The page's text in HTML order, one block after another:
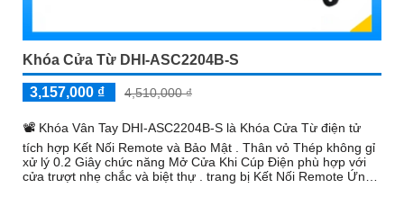
Khóa Cửa Từ DHI-ASC2204B-S
3,157,000 ₫ 4,510,000 ₫
📽 Khóa Vân Tay DHI-ASC2204B-S là Khóa Cửa Từ điện tử
tích hợp Kết Nối Remote và Bảo Mật . Thân vỏ Thép không gỉ
xử lý 0.2 Giây chức năng Mở Cửa Khi Cúp Điện phù hợp với
cửa trượt nhẹ chắc và biệt thự . trang bị Kết Nối Remote Ứng